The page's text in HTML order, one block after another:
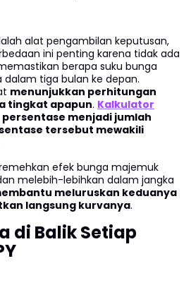
alat pengambilan keputusan,
ini penting karena tidak ada
berapa suku bunga
tiga bulan ke depan.
menunjukkan perhitungan
tingkat apapun. Kalkulator
menjadi jumlah
tersebut mewakili
efek bunga majemuk
melebih-lebihkan dalam jangka
meluruskan keduanya
langsung kurvanya.
di Balik Setiap